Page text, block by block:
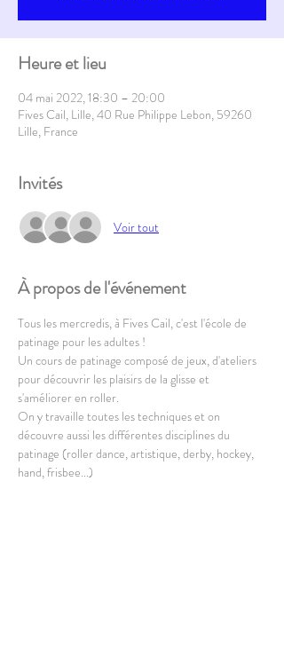
Heure et lieu
04 mai 2022, 18:30 – 20:00
Fives Cail, Lille, 40 Rue Philippe Lebon, 59260
Lille, France
Invités
Voir tout
À propos de l'événement
Tous les mercredis, à Fives Cail, c'est l'école de
patinage pour les adultes !
Un cours de patinage composé de jeux, d'ateliers
pour découvrir les plaisirs de la glisse et
s'améliorer en roller.
On y travaille toutes les techniques et on
découvre aussi les différentes disciplines du
patinage (roller dance, artistique, derby, hockey,
hand, frisbee...)